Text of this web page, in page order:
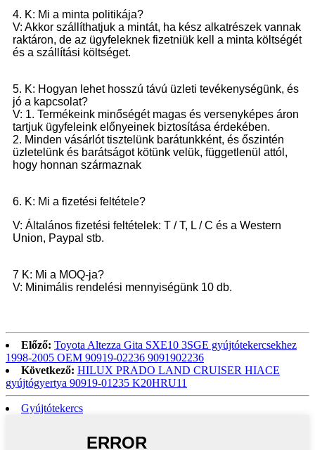
4. K: Mi a minta politikája?
V: Akkor szállíthatjuk a mintát, ha kész alkatrészek vannak
raktáron, de az ügyfeleknek fizetniük kell a minta költségét
és a szállítási költséget.
5. K: Hogyan lehet hosszú távú üzleti tevékenységünk, és
jó a kapcsolat?
V: 1. Termékeink minőségét magas és versenyképes áron
tartjuk ügyfeleink előnyeinek biztosítása érdekében.
2. Minden vásárlót tisztelünk barátunkként, és őszintén
üzletelünk és barátságot kötünk velük, függetlenül attól,
hogy honnan származnak
6. K: Mi a fizetési feltétele?
V: Általános fizetési feltételek: T / T, L / C és a Western
Union, Paypal stb.
7 K: Mi a MOQ-ja?
V: Minimális rendelési mennyiségünk 10 db.
Előző: Toyota Altezza Gita SXE10 3SGE gyújtótekercsekhez
1998-2005 OEM 90919-02236 9091902236
Következő: HILUX PRADO LAND CRUISER HIACE
gyújtógyertya 90919-01235 K20HRU11
Gyújtótekercs